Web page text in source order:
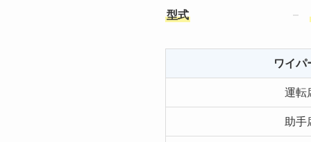
型式
ワイパ
運転
助手